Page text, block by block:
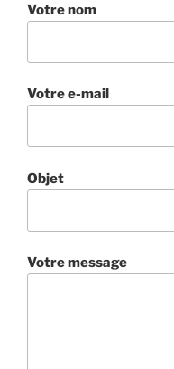
Votre nom
Votre e-mail
Objet
Votre message